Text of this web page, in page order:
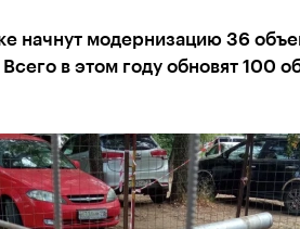
начнут модернизацию 36
в этом году обновят 100